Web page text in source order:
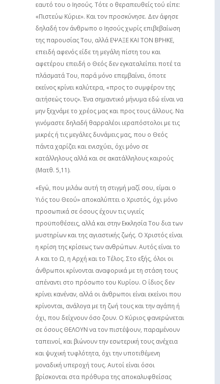
εαυτό του ο Ιησούς. Τότε ο θεραπευθείς τού είπε:
«Πιστεύω Κύριε». Και τον προσκύνησε. Δεν άφησε
δηλαδή τον άνθρωπο ο Ιησούς χωρίς επιβεβαίωση
της παρουσίας Του, αλλά ΕΨΑΞΕ ΚΑΙ ΤΟΝ ΒΡΗΚΕ,
επειδή αφενός είδε τη μεγάλη πίστη του και
αφετέρου επειδή ο Θεός δεν εγκαταλείπει ποτέ τα
πλάσματά Του, παρά μόνο επεμβαίνει, όποτε
εκείνος κρίνει καλύτερα, «προς το συμφέρον της
αιτήσεώς τους». Ένα σημαντικό μήνυμα εδώ είναι να
μην ξεχνάμε το χρέος μας και προς τους άλλους. Να
γινόμαστε δηλαδή θαρραλέοι ιεραπόστολοι με τις
μικρές ή τις μεγάλες δυνάμεις μας, που ο Θεός
πάντα χαρίζει και ενισχύει, όχι μόνο σε
κατάλληλους αλλά και σε ακατάλληλους καιρούς
(Ματθ. 5,11).
«Εγώ, που μιλάω αυτή τη στιγμή μαζί σου, είμαι ο
Υιός του Θεού» αποκαλύπτει ο Χριστός, όχι μόνο
προσωπικά σε όσους έχουν τις υγιείς
προϋποθέσεις, αλλά και στην Εκκλησία Του δια των
μυστηρίων και της αγιαστικής ζωής. Ο Χριστός είναι
η κρίση της κρίσεως των ανθρώπων. Αυτός είναι το
Α και το Ω, η Αρχή και το Τέλος. Στο εξής, όλοι οι
άνθρωποι κρίνονται αναφορικά με τη στάση τους
απέναντι στο πρόσωπο του Κυρίου. Ο ίδιος δεν
κρίνει κανέναν, αλλά οι άνθρωποι είναι εκείνοι που
κρίνονται, ανάλογα με τη ζωή τους και την αγάπη ή
όχι, που δείχνουν όσο ζουν. Ο Κύριος φανερώνεται
σε όσους ΘΕΛΟΥΝ να τον πιστέψουν, παραμένουν
ταπεινοί, και βιώνουν την εσωτερική τους ανέχεια
και ψυχική τυφλότητα, όχι την υποτιθέμενη
μοναδική υπεροχή τους. Αυτοί είναι όσοι
βρίσκονται στα πρόθυρα της αποκαλυφθείσας